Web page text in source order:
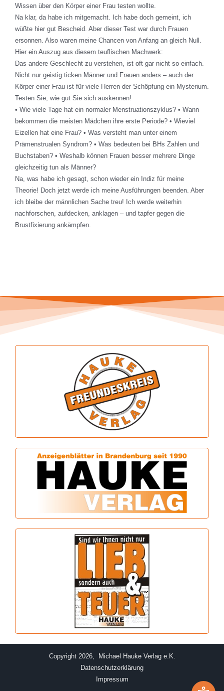
Wissen über den Körper einer Frau testen wollte.
Na klar, da habe ich mitgemacht. Ich habe doch gemeint, ich
wüßte hier gut Bescheid. Aber dieser Test war durch Frauen
ersonnen. Also waren meine Chancen von Anfang an gleich Null.
Hier ein Auszug aus diesem teuflischen Machwerk:
Das andere Geschlecht zu verstehen, ist oft gar nicht so einfach.
Nicht nur geistig ticken Männer und Frauen anders – auch der
Körper einer Frau ist für viele Herren der Schöpfung ein Mysterium.
Testen Sie, wie gut Sie sich auskennen!
• Wie viele Tage hat ein normaler Menstruationszyklus? • Wann
bekommen die meisten Mädchen ihre erste Periode? • Wieviel
Eizellen hat eine Frau? • Was versteht man unter einem
Prämenstrualen Syndrom? • Was bedeuten bei BHs Zahlen und
Buchstaben? • Weshalb können Frauen besser mehrere Dinge
gleichzeitig tun als Männer?
Na, was habe ich gesagt, schon wieder ein Indiz für meine
Theorie! Doch jetzt werde ich meine Ausführungen beenden. Aber
ich bleibe der männlichen Sache treu! Ich werde weiterhin
nachforschen, aufdecken, anklagen – und tapfer gegen die
Brustfixierung ankämpfen.
Copyright 2026, Michael Hauke Verlag e.K.
Datenschutzerklärung
Impressum